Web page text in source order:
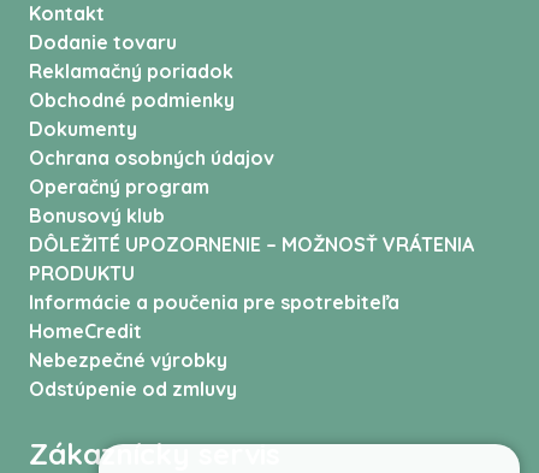
Kontakt
Dodanie tovaru
Reklamačný poriadok
Obchodné podmienky
Dokumenty
Ochrana osobných údajov
Operačný program
Bonusový klub
DÔLEŽITÉ UPOZORNENIE – MOŽNOSŤ VRÁTENIA
PRODUKTU
Informácie a poučenia pre spotrebiteľa
HomeCredit
Nebezpečné výrobky
Odstúpenie od zmluvy
Zákaznícky servis